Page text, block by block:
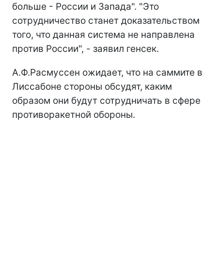
больше - России и Запада". "Это
сотрудничество станет доказательством
того, что данная система не направлена
против России", - заявил генсек.
А.Ф.Расмуссен ожидает, что на саммите в
Лиссабоне стороны обсудят, каким
образом они будут сотрудничать в сфере
противоракетной обороны.